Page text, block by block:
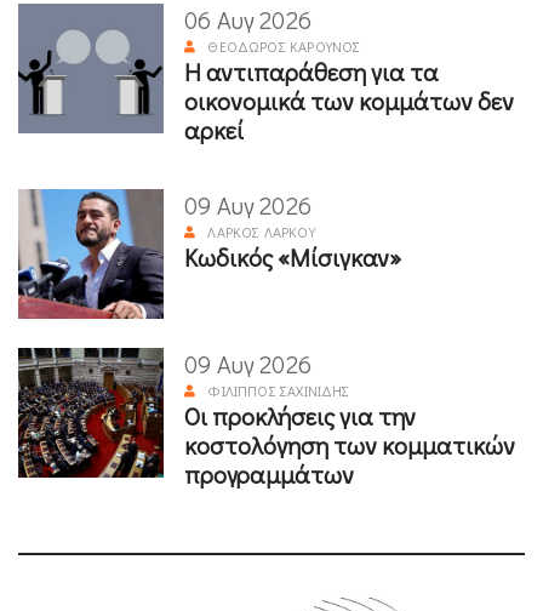
06 Αυγ 2026
ΘΕΌΔΩΡΟΣ ΚΑΡΟΎΝΟΣ
Η αντιπαράθεση για τα
οικονομικά των κομμάτων δεν
αρκεί
09 Αυγ 2026
ΛΆΡΚΟΣ ΛΆΡΚΟΥ
Κωδικός «Μίσιγκαν»
09 Αυγ 2026
ΦΊΛΙΠΠΟΣ ΣΑΧΙΝΊΔΗΣ
Οι προκλήσεις για την
κοστολόγηση των κομματικών
προγραμμάτων